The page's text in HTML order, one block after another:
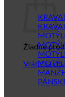
Žiadne
Vrátiť sa do